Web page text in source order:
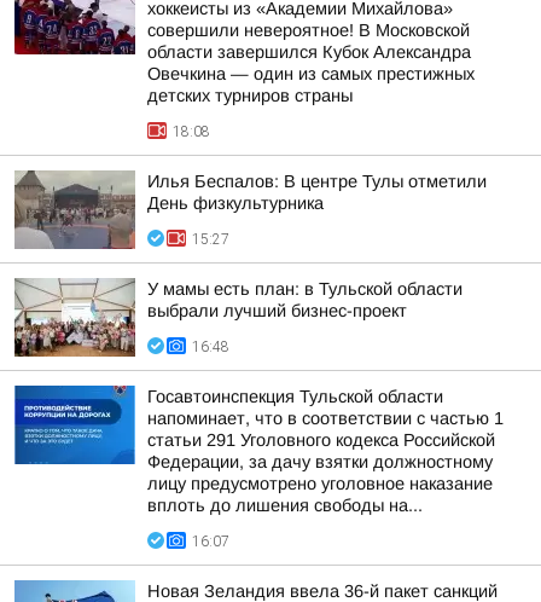
хоккеисты из «Академии Михайлова»
совершили невероятное! В Московской
области завершился Кубок Александра
Овечкина — один из самых престижных
детских турниров страны
18:08
Илья Беспалов: В центре Тулы отметили
День физкультурника
15:27
У мамы есть план: в Тульской области
выбрали лучший бизнес-проект
16:48
Госавтоинспекция Тульской области
напоминает, что в соответствии с частью 1
статьи 291 Уголовного кодекса Российской
Федерации, за дачу взятки должностному
лицу предусмотрено уголовное наказание
вплоть до лишения свободы на...
16:07
Новая Зеландия ввела 36-й пакет санкций